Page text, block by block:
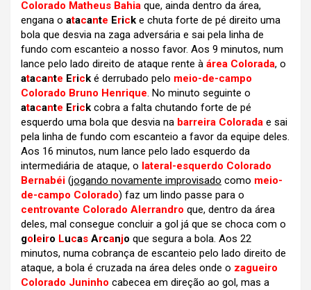
Colorado Matheus Bahia que, ainda dentro da área,
engana o atacante Erick e chuta forte de pé direito uma
bola que desvia na zaga adversária e sai pela linha de
fundo com escanteio a nosso favor. Aos 9 minutos, num
lance pelo lado direito de ataque rente à área Colorada, o
atacante Erick é derrubado pelo meio-de-campo
Colorado Bruno Henrique. No minuto seguinte o
atacante Erick cobra a falta chutando forte de pé
esquerdo uma bola que desvia na barreira Colorada e sai
pela linha de fundo com escanteio a favor da equipe deles.
Aos 16 minutos, num lance pelo lado esquerdo da
intermediária de ataque, o lateral-esquerdo Colorado
Bernabéi (jogando novamente improvisado como meio-
de-campo Colorado) faz um lindo passe para o
centrovante Colorado Alerrandro que, dentro da área
deles, mal consegue concluir a gol já que se choca com o
goleiro Lucas Arcanjo que segura a bola. Aos 22
minutos, numa cobrança de escanteio pelo lado direito de
ataque, a bola é cruzada na área deles onde o zagueiro
Colorado Juninho cabecea em direção ao gol, mas a